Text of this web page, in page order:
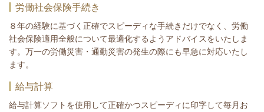
労働社会保険手続き
８年の経験に基づく正確でスピーディな手続きだけでなく、労働
社会保険適用全般について最適化するようアドバイスをいたしま
す。万一の労働災害・通勤災害の発生の際にも早急に対応いたし
ます。
給与計算
給与計算ソフトを使用して正確かつスピーディに印字して毎月お